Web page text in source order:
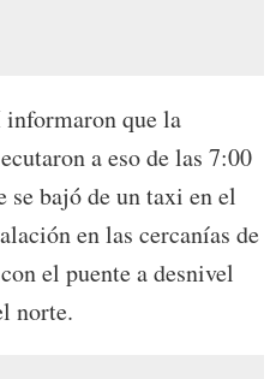
informaron que la
a eso de las 7:00
se bajó de un taxi en el
en las cercanías de
el puente a desnivel
norte.